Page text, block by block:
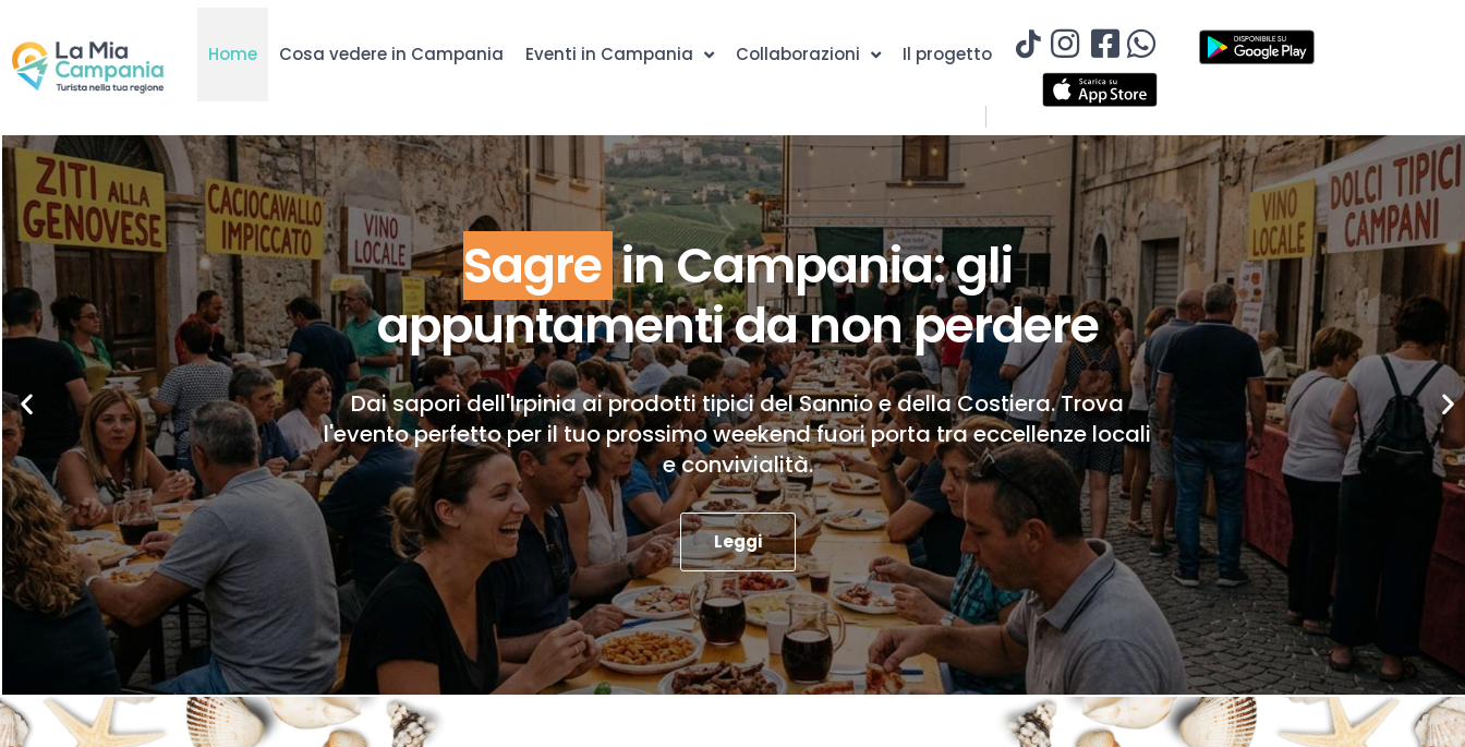
Home Cosa vedere in Campania Eventi in Campania Collaborazioni Il progetto
Sagre in Campania: gli
appuntamenti da non perdere
Dai sapori dell'Irpinia ai prodotti tipici del Sannio e della Costiera. Trova
l'evento perfetto per il tuo prossimo weekend fuori porta tra eccellenze locali
e convivialità.
Leggi